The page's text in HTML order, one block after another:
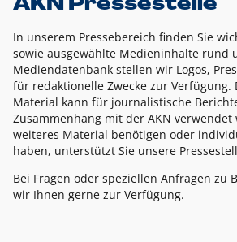
In unserem Pressebereich finden Sie
sowie ausgewählte Medieninhalte rund
Mediendatenbank stellen wir Logos,
für redaktionelle Zwecke zur Verfügung.
Material kann für journalistische
Zusammenhang mit der AKN verwendet
weiteres Material benötigen oder
haben, unterstützt Sie unsere
Bei Fragen oder speziellen Anfragen zu
wir Ihnen gerne zur Verfügung.